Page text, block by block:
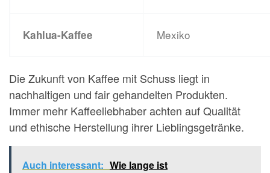
Kahlua-Kaffee Mexiko
Die Zukunft von Kaffee mit Schuss liegt in
nachhaltigen und fair gehandelten Produkten.
Immer mehr Kaffeeliebhaber achten auf Qualität
und ethische Herstellung ihrer Lieblingsgetränke.
Auch interessant: Wie lange ist